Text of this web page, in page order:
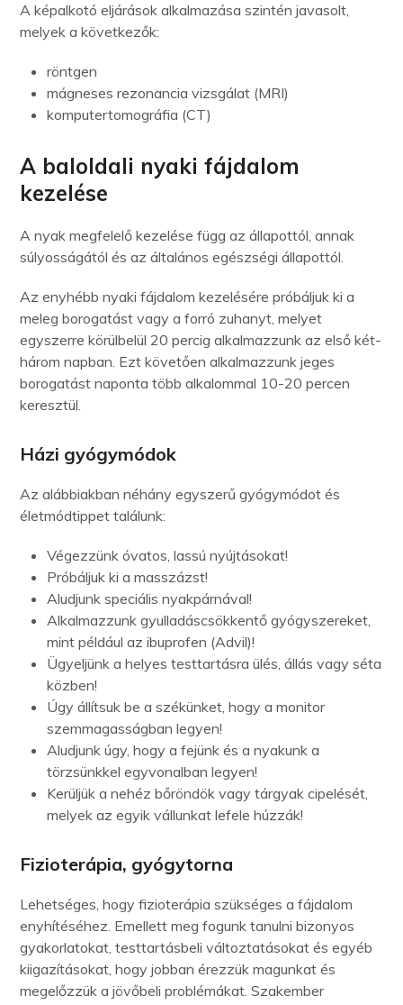
A képalkotó eljárások alkalmazása szintén javasolt,
melyek a következők:
röntgen
mágneses rezonancia vizsgálat (MRI)
komputertomográfia (CT)
A baloldali nyaki fájdalom
kezelése
A nyak megfelelő kezelése függ az állapottól, annak
súlyosságától és az általános egészségi állapottól.
Az enyhébb nyaki fájdalom kezelésére próbáljuk ki a
meleg borogatást vagy a forró zuhanyt, melyet
egyszerre körülbelül 20 percig alkalmazzunk az első két-
három napban. Ezt követően alkalmazzunk jeges
borogatást naponta több alkalommal 10-20 percen
keresztül.
Házi gyógymódok
Az alábbiakban néhány egyszerű gyógymódot és
életmódtippet találunk:
Végezzünk óvatos, lassú nyújtásokat!
Próbáljuk ki a masszázst!
Aludjunk speciális nyakpárnával!
Alkalmazzunk gyulladáscsökkentő gyógyszereket,
mint például az ibuprofen (Advil)!
Ügyeljünk a helyes testtartásra ülés, állás vagy séta
közben!
Úgy állítsuk be a székünket, hogy a monitor
szemmagasságban legyen!
Aludjunk úgy, hogy a fejünk és a nyakunk a
törzsünkkel egyvonalban legyen!
Kerüljük a nehéz bőröndök vagy tárgyak cipelését,
melyek az egyik vállunkat lefele húzzák!
Fizioterápia, gyógytorna
Lehetséges, hogy fizioterápia szükséges a fájdalom
enyhítéséhez. Emellett meg fogunk tanulni bizonyos
gyakorlatokat, testtartásbeli változtatásokat és egyéb
kiigazításokat, hogy jobban érezzük magunkat és
megelőzzük a jövőbeli problémákat. Szakember